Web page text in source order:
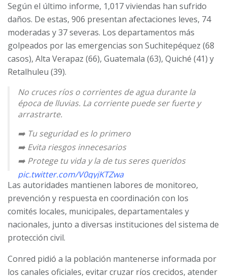
Según el último informe, 1,017 viviendas han sufrido
daños. De estas, 906 presentan afectaciones leves, 74
moderadas y 37 severas. Los departamentos más
golpeados por las emergencias son Suchitepéquez (68
casos), Alta Verapaz (66), Guatemala (63), Quiché (41) y
Retalhuleu (39).
No cruces ríos o corrientes de agua durante la
época de lluvias. La corriente puede ser fuerte y
arrastrarte.
➡️ Tu seguridad es lo primero
➡️ Evita riesgos innecesarios
➡️ Protege tu vida y la de tus seres queridos
pic.twitter.com/V0qyjKTZwa
— CONRED (@ConredGuatemala) June 23, 2025
Las autoridades mantienen labores de monitoreo,
prevención y respuesta en coordinación con los
comités locales, municipales, departamentales y
nacionales, junto a diversas instituciones del sistema de
protección civil.
Conred pidió a la población mantenerse informada por
los canales oficiales, evitar cruzar ríos crecidos, atender